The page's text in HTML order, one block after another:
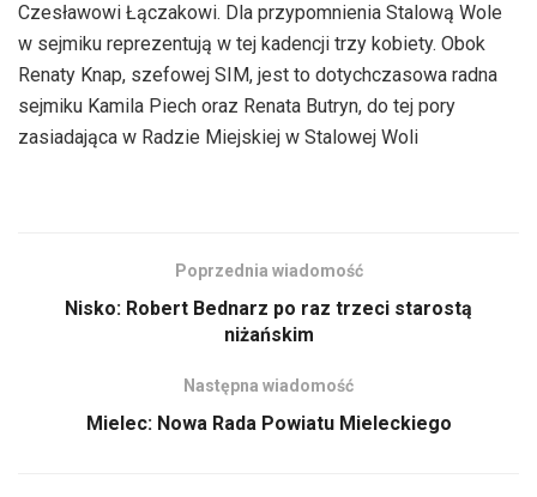
Czesławowi Łączakowi. Dla przypomnienia Stalową Wole
w sejmiku reprezentują w tej kadencji trzy kobiety. Obok
Renaty Knap, szefowej SIM, jest to dotychczasowa radna
sejmiku Kamila Piech oraz Renata Butryn, do tej pory
zasiadająca w Radzie Miejskiej w Stalowej Woli
Poprzednia wiadomość
Nisko: Robert Bednarz po raz trzeci starostą
niżańskim
Następna wiadomość
Mielec: Nowa Rada Powiatu Mieleckiego